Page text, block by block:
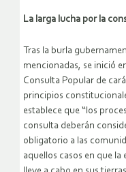
La larga lucha por la
Tras la burla
mencionadas, se inició
Consulta Popular de
principios
establece que “los
consulta deberán
obligatorio a las
aquellos casos en que